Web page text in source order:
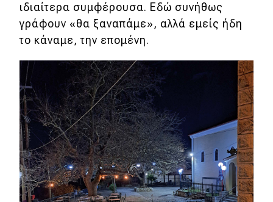
ιδιαίτερα συμφέρουσα. Εδώ συνήθως
γράφουν «θα ξαναπάμε», αλλά εμείς ήδη
το κάναμε, την επομένη.